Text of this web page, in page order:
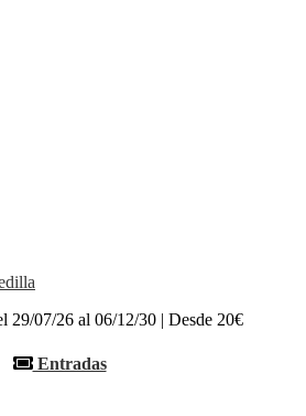
29/07/26 al 06/12/30 | Desde 20€
Entradas